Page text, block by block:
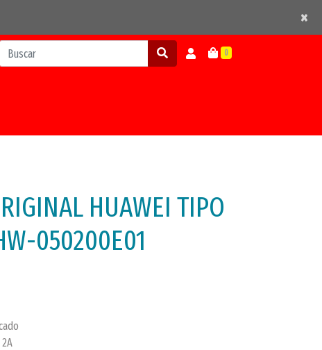
×
×
0
HUAWEI TIPO
050200E01